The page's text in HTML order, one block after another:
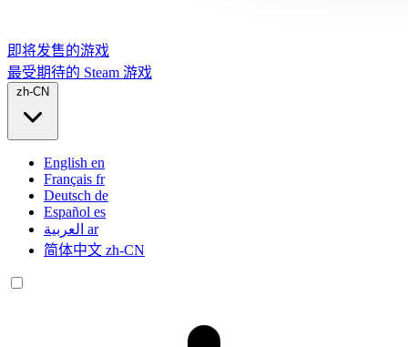
即将发售的游戏
最受期待的 Steam 游戏
zh-CN
English en
Français fr
Deutsch de
Español es
العربية ar
简体中文 zh-CN